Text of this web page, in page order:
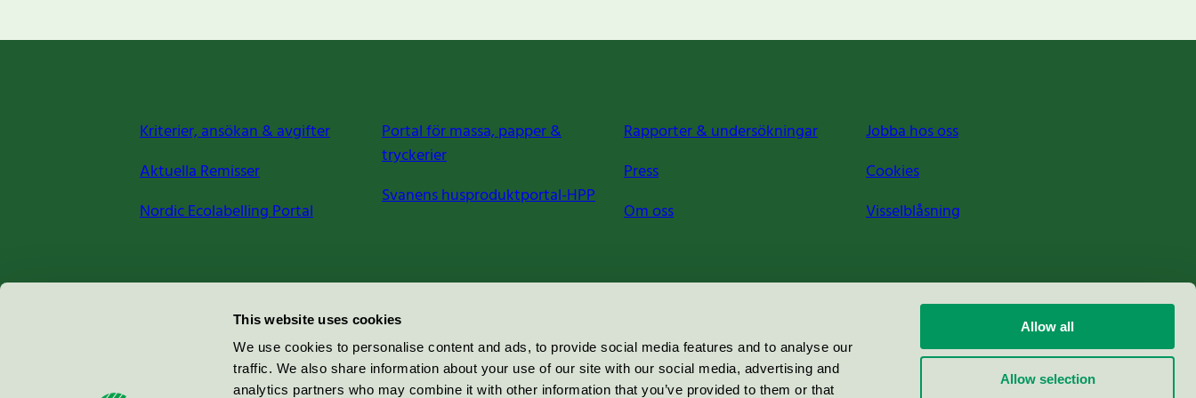
This website uses cookies
We use cookies to personalise content and ads, to provide social media features and to analyse our
traffic. We also share information about your use of our site with our social media, advertising and
analytics partners who may combine it with other information that you’ve provided to them or that
Allow all
Allow selection
Kriterier, ansökan & avgifter
Aktuella Remisser
Nordic Ecolabelling Portal
Portal för massa, papper &
tryckerier
Svanens husproduktportal-HPP
Rapporter & undersökningar
Press
Om oss
Jobba hos oss
Cookies
Visselblåsning
Miljömärkning Sverige AB
100 64